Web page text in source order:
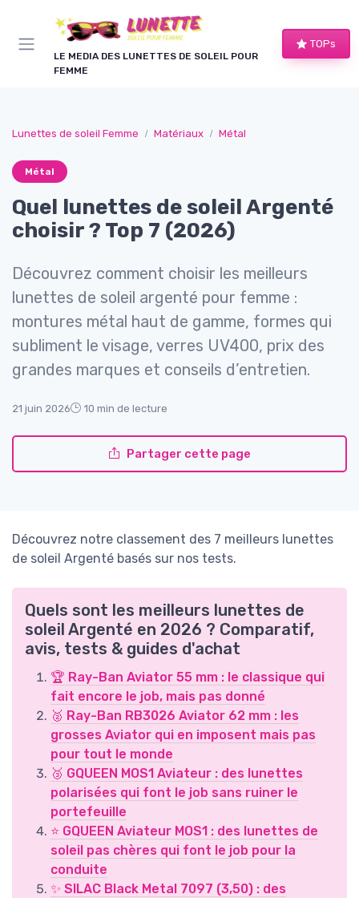
LE MEDIA DES LUNETTES DE SOLEIL POUR
FEMME
TOPs
Lunettes de soleil Femme Matériaux Métal
Métal
Quel lunettes de soleil Argenté
choisir ? Top 7 (2026)
Découvrez comment choisir les meilleurs
lunettes de soleil argenté pour femme :
montures métal haut de gamme, formes qui
subliment le visage, verres UV400, prix des
grandes marques et conseils d’entretien.
21 juin 2026 10 min de lecture
Partager cette page
Découvrez notre classement des 7 meilleurs lunettes
de soleil Argenté basés sur nos tests.
Quels sont les meilleurs lunettes de
soleil Argenté en 2026 ? Comparatif,
avis, tests & guides d'achat
🏆 Ray-Ban Aviator 55 mm : le classique qui
fait encore le job, mais pas donné
🥈 Ray-Ban RB3026 Aviator 62 mm : les
grosses Aviator qui en imposent mais pas
pour tout le monde
🥉 GQUEEN MOS1 Aviateur : des lunettes
polarisées qui font le job sans ruiner le
portefeuille
⭐ GQUEEN Aviateur MOS1 : des lunettes de
soleil pas chères qui font le job pour la
conduite
✨ SILAC Black Metal 7097 (3,50) : des